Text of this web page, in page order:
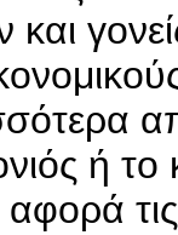
και
ή το
αφορά